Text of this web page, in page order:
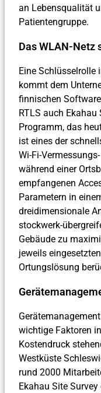
an Lebensqualität
Patientengruppe.
Das WLAN-Netz
Eine Schlüsselrolle
kommt dem
finnischen
RTLS auch
Programm, das
ist eines der
Wi-Fi-
während einer
empfangenen
Parametern in
dreidimensionale
stockwerk-
Gebäude zu
jeweils
Ortungslösung
wichtige Faktoren
Kostendruck
Westküste
rund 2000
Ekahau Site